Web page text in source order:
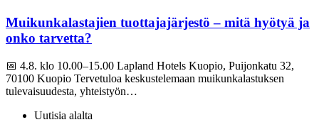
Muikunkalastajien tuottajajärjestö – mitä hyötyä ja
onko tarvetta?
📅 4.8. klo 10.00–15.00 Lapland Hotels Kuopio, Puijonkatu 32,
70100 Kuopio Tervetuloa keskustelemaan muikunkalastuksen
tulevaisuudesta, yhteistyön…
Uutisia alalta